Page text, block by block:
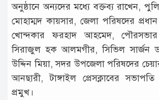
অনুষ্ঠানে অন্যদের মধ্যে বক্তব্য রাখেন,
মোহাম্মদ কায়সার, জেলা পরিষদের প্রধান
খোন্দকার ফরহাদ আহমেদ,
সিরাজুল হক আলমগীর, সিভিল সার্জন
উদ্দিন মিয়া, সদর উপজেলা পরিষদের
আনছারী, টাঙ্গাইল প্রেসক্লাবের
প্রমুখ।